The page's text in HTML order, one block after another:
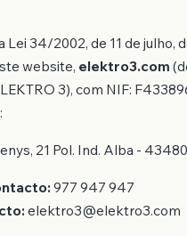
Lei 34/2002, de 11 de
website, elektro3.com
3), com NIF:
21 Pol. Ind. Alba -
977 947 947
elektro3@elektro3.com